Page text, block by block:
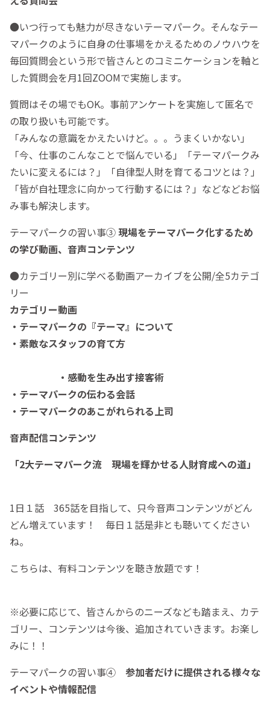
●いつ行っても魅力が尽きないテーマパーク。そんなテー
マパークのように自身の仕事場をかえるためのノウハウを
毎回質問会という形で皆さんとのコミニケーションを軸と
した質問会を月1回ZOOMで実施します。
質問はその場でもOK。事前アンケートを実施して匿名で
の取り扱いも可能です。
「みんなの意識をかえたいけど。。。うまくいかない」
「今、仕事のこんなことで悩んでいる」「テーマパークみ
たいに変えるには？」「自律型人財を育てるコツとは？」
「皆が自社理念に向かって行動するには？」などなどお悩
み事も解決します。
テーマパークの習い事③現場をテーマパーク化するため
の学び動画、音声コンテンツ
●カテゴリー別に学べる動画アーカイブを公開/全5カテゴ
リー
カテゴリー動画
・テーマパークの『テーマ』について
・素敵なスタッフの育て方
・感動を生み出す接客術
・テーマパークの伝わる会話
・テーマパークのあこがれられる上司
音声配信コンテンツ
「2大テーマパーク流 現場を輝かせる人財育成への道」
1日１話 365話を目指して、只今音声コンテンツがどん
どん増えています！ 毎日１話是非とも聴いてください
ね。
こちらは、有料コンテンツを聴き放題です！
※必要に応じて、皆さんからのニーズなども踏まえ、カテ
ゴリー、コンテンツは今後、追加されていきます。お楽し
みに！！
テーマパークの習い事④ 参加者だけに提供される様々な
イベントや情報配信